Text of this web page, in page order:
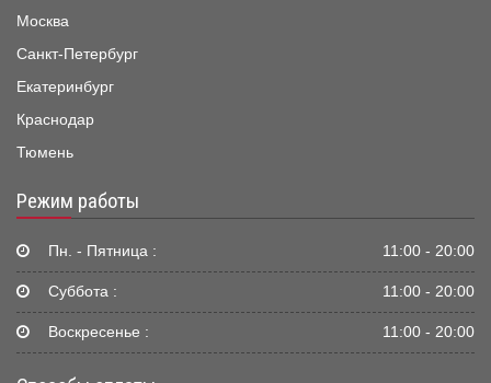
Москва
Санкт-Петербург
Екатеринбург
Краснодар
Тюмень
Режим работы
Пн. - Пятница : 11:00 - 20:00
Суббота : 11:00 - 20:00
Воскресенье : 11:00 - 20:00